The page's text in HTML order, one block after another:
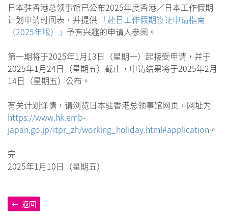
日本驻香港总领事馆已公布2025年度香港／日本工作假期
计划申请时间表，并提供 「赴日工作假期签证申请指南
（2025年版）」 予有兴趣的申请人参阅。
第一期将于2025年1月13日（星期一）起接受申请，并于
2025年1月24日（星期五）截止，申请结果将于2025年2月
14日（星期五）公布。
有关计划详情，请浏览日本驻香港总领事馆网页，网址为
https://www.hk.emb-
japan.go.jp/itpr_zh/working_holiday.html#application 。
完
2025年1月10日（星期五）
返回